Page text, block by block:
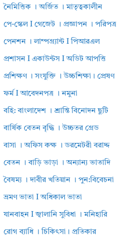
নৈমিত্তিক । অর্জিত । মাতৃত্বকালীন
পে-স্কেল I গেজেট । প্রজ্ঞাপন । পরিপত্র
পেনশন । লাম্পগ্র্যান্ট I পিআরএল
প্রশাসন I একাউন্টস I অডিট আপত্তি
প্রশিক্ষণ । সংযুক্তি । উচ্চশিক্ষা। প্রেষণ
ফর্ম I আবেদনপত্র । নমুনা
বহি: বাংলাদেশ । শ্রান্তি বিনোদন ছুটি
বার্ষিক বেতন বৃদ্ধি । উচ্চতর গ্রেড
বাসা । অফিস কক্ষ । ডরমেটরী বরাদ্দ
বেতন । বাড়ি ভাড়া । অন্যান্য ভাতাদি
বৈষম্য । দাবীর খতিয়ান । পুন:বিবেচনা
ভ্রমণ ভাতা I অধিকাল ভাতা
যানবাহন I জ্বালানি সুবিধা । মনিহারি
রোগ ব্যাধি । চিকিৎসা। প্রতিকার